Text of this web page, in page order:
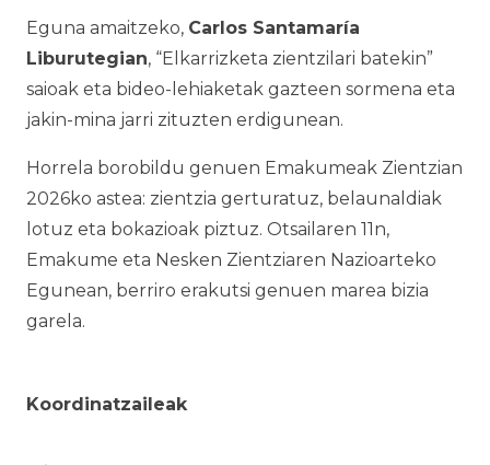
Eguna amaitzeko, Carlos Santamaría
Liburutegian, “Elkarrizketa zientzilari batekin”
saioak eta bideo-lehiaketak gazteen sormena eta
jakin-mina jarri zituzten erdigunean.
Horrela borobildu genuen Emakumeak Zientzian
2026ko astea: zientzia gerturatuz, belaunaldiak
lotuz eta bokazioak piztuz. Otsailaren 11n,
Emakume eta Nesken Zientziaren Nazioarteko
Egunean, berriro erakutsi genuen marea bizia
garela.
Koordinatzaileak